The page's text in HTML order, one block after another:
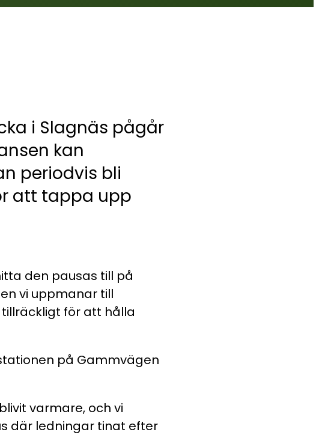
i Slagnäs pågår
kan
periodvis bli
att tappa upp
den pausas till på
vi uppmanar till
för att hålla
på Gammvägen
varmare, och vi
där ledningar tinat efter